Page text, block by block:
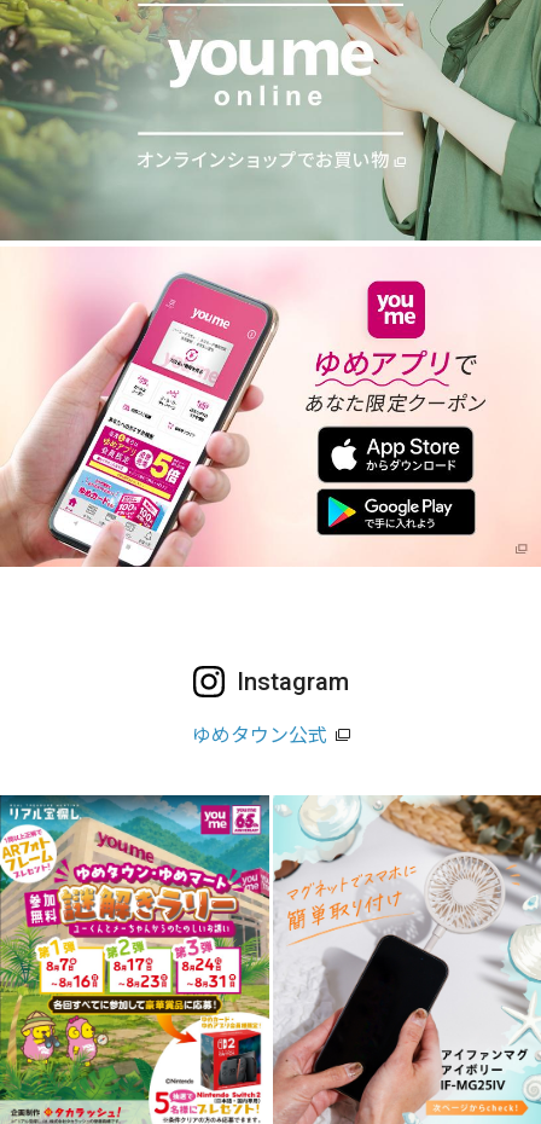
Instagram
ゆめタウン公式